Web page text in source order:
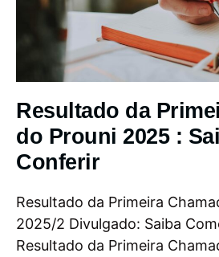
Resultado da
do Prouni 2025 :
Conferir
Resultado da Primeira
2025/2 Divulgado: Saiba
Resultado da Primeira